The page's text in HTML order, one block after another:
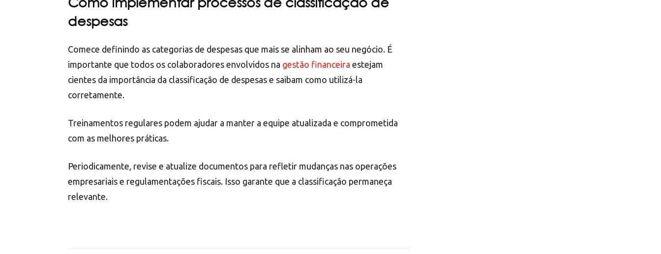
Como implementar processos de classificação de
despesas
Comece definindo as categorias de despesas que mais se alinham ao seu negócio. É
importante que todos os colaboradores envolvidos na gestão financeira estejam
cientes da importância da classificação de despesas e saibam como utilizá-la
corretamente.
Treinamentos regulares podem ajudar a manter a equipe atualizada e comprometida
com as melhores práticas.
Periodicamente, revise e atualize documentos para refletir mudanças nas operações
empresariais e regulamentações fiscais. Isso garante que a classificação permaneça
relevante.